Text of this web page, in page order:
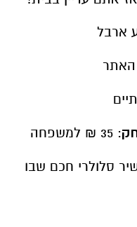
צמוד
זה הזמן להרפתקה
מאחורי